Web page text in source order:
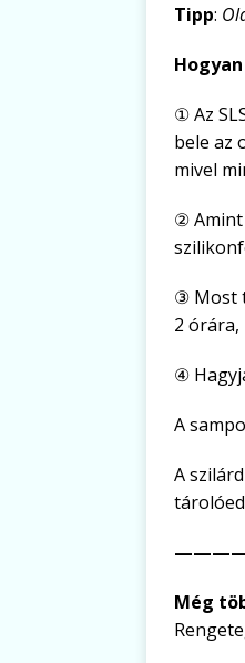
Tipp:
① Az
bele az
mivel
②
③ Most
2 órára,
④
A
A
Még